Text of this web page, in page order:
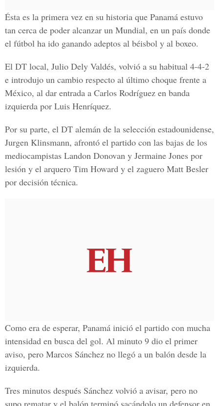
Ésta es la primera vez en su historia que Panamá estuvo
tan cerca de poder alcanzar un Mundial, en un país donde
el fútbol ha ido ganando adeptos al béisbol y al boxeo.
El DT local, Julio Dely Valdés, volvió a su habitual 4-4-2
e introdujo un cambio respecto al último choque frente a
México, al dar entrada a Carlos Rodríguez en banda
izquierda por Luis Henríquez.
Por su parte, el DT alemán de la selección estadounidense,
Jurgen Klinsmann, afrontó el partido con las bajas de los
mediocampistas Landon Donovan y Jermaine Jones por
lesión y el arquero Tim Howard y el zaguero Matt Besler
por decisión técnica.
Como era de esperar, Panamá inició el partido con mucha
intensidad en busca del gol. Al minuto 9 dio el primer
aviso, pero Marcos Sánchez no llegó a un balón desde la
izquierda.
Tres minutos después Sánchez volvió a avisar, pero no
supo rematar y el balón terminó sacándolo un defensor en